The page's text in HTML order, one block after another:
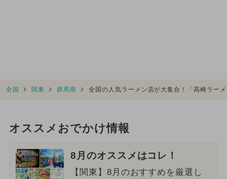
全国 関東 群馬県 全国の人気ラーメン店が大集合！「高崎ラー
オススメおでかけ情報
8月のオススメはコレ！
【関東】8月のおすすめを厳選し